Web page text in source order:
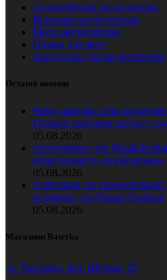
Автомобільні акумулятори
Вантажні акумулятори
Мото акумулятори
Оливи для авто
Аксесуари для акумуляторів
Останні новини
Чому швидко сідає
Головні причини витоку
05.08.2026
Акумулятор для Skoda
енергоємність для флагмана
05.08.2026
Азійський чи
розміром для Nissan Qashqai
05.08.2026
Магазини Baterka
м. Ужгород, вул. Шумна, 25